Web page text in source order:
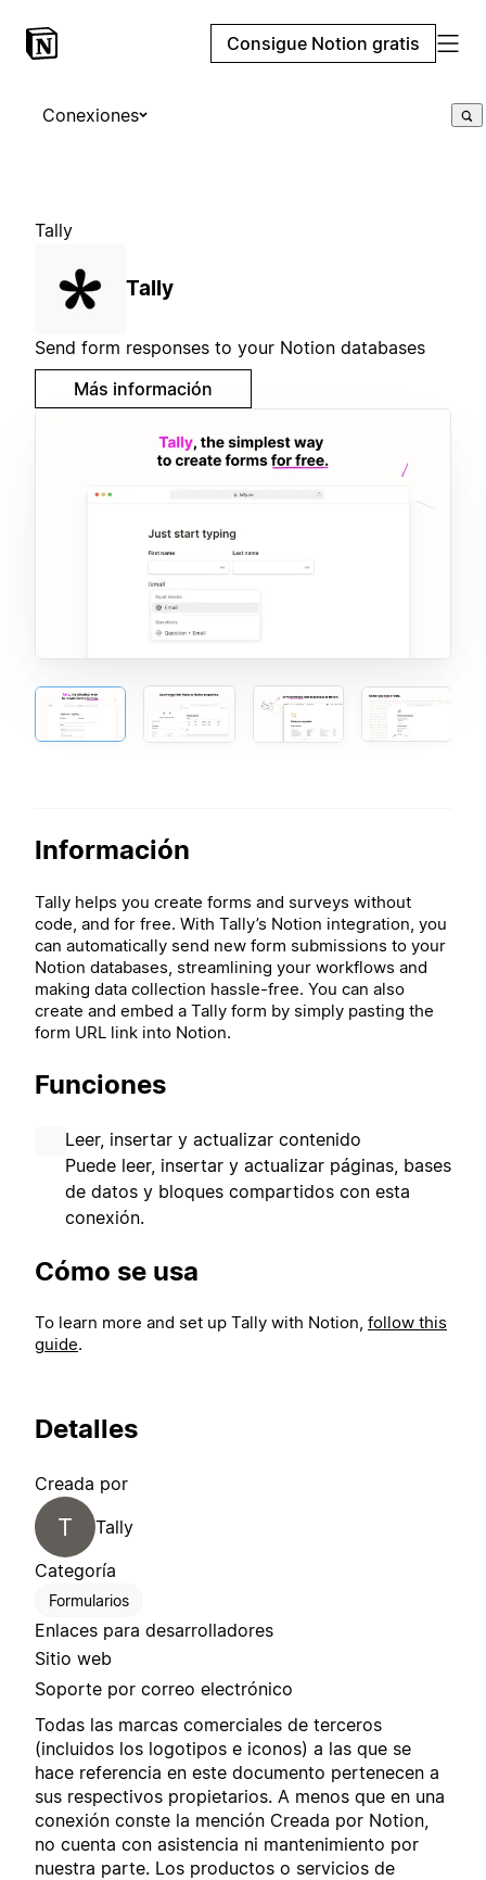
Consigue Notion gratis
Conexiones
Tally
Tally
Send form responses to your Notion databases
Más información
Información
Tally helps you create forms and surveys without
code, and for free. With Tally’s Notion integration, you
can automatically send new form submissions to your
Notion databases, streamlining your workflows and
making data collection hassle-free. You can also
create and embed a Tally form by simply pasting the
form URL link into Notion.
Funciones
Leer, insertar y actualizar contenido
Puede leer, insertar y actualizar páginas, bases
de datos y bloques compartidos con esta
conexión.
Cómo se usa
To learn more and set up Tally with Notion, follow this
guide.
Detalles
Creada por
T
Tally
Categoría
Formularios
Enlaces para desarrolladores
Sitio web
Soporte por correo electrónico
Todas las marcas comerciales de terceros
(incluidos los logotipos e iconos) a las que se
hace referencia en este documento pertenecen a
sus respectivos propietarios. A menos que en una
conexión conste la mención Creada por Notion,
no cuenta con asistencia ni mantenimiento por
nuestra parte. Los productos o servicios de